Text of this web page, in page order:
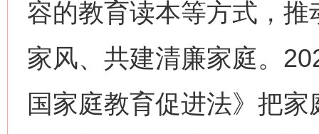
容的教育读本等方式，
家风、共建清廉家庭。
国家庭教育促进法》把家